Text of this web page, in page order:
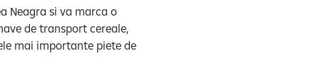
Neagra si va marca o
de transport cereale,
mai importante piete de